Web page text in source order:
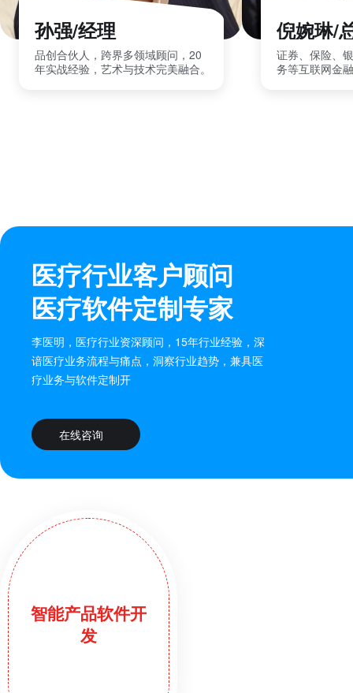
孙强/经理
品创合伙人，跨界多领域顾问，20
年实战经验，艺术与技术完美融合。
倪婉琳/
证券、保险、
务等互联网金
医疗行业客户顾问
医疗软件定制专家
李医明，医疗行业资深顾问，15年行业经验，深
谙医疗业务流程与痛点，洞察行业趋势，兼具医
疗业务与软件定制开
在线咨询
智能产品软件开
发